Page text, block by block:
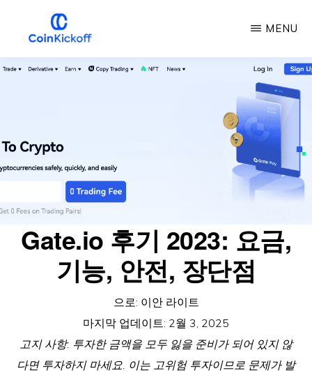
콘
건
너
기
COIN
킥
MENU
Gate.io 후기 2023: 요금,
기능, 안전, 장단점
으로: 이안 라이트
마지막 업데이트: 2월 3, 2025
고지 사항: 투자한 금액을 모두 잃을 준비가 되어 있지 않
다면 투자하지 마세요. 이는 고위험 투자이므로 문제가 발